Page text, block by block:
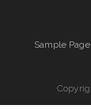
Sample Page